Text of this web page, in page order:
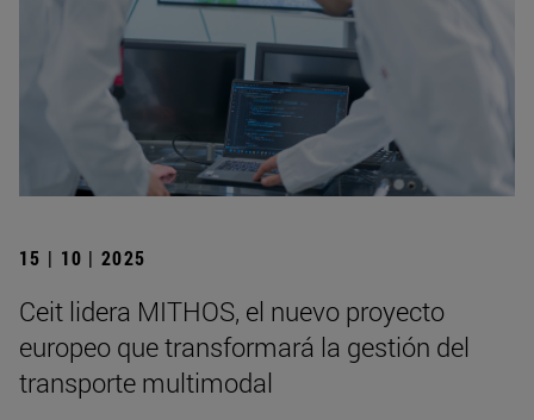
15 | 10 | 2025
Ceit lidera MITHOS, el nuevo proyecto
europeo que transformará la gestión del
transporte multimodal